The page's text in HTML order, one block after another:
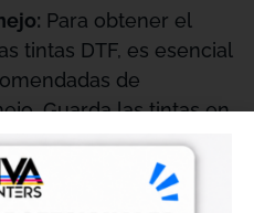
Para obtener el
tintas DTF, es esencial
de
Guarda las tintas en
asegúrate de que los
para evitar la